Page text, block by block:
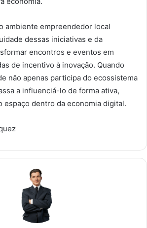
ambiente empreendedor local
dessas iniciativas e da
encontros e eventos em
de incentivo à inovação. Quando
não apenas participa do ecossistema
a influenciá-lo de forma ativa,
espaço dentro da economia digital.